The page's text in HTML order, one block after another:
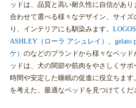
ッドは、品質と高い耐久性に自信があ
合わせて選べる様々なデザイン、サイ
り、インテリアにも馴染みます。
ASHLEY（ローラ アシュレイ）
gelato
ケ） のなどのブランドから様々なベッ
ッドは、犬の関節や筋肉をやさしくサ
時間や安定した睡眠の促進に役立ちます
を考えた、最適なベッドを見つけてくだ